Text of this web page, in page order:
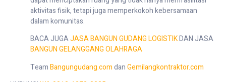
aktivitas fisik, tetapi juga memperkokoh kebersamaan
dalam komunitas.
BACA JUGAJASA BANGUN GUDANG LOGISTIKDAN JASA
BANGUN GELANGGANG OLAHRAGA
TeamBangungudang.comdanGemilangkontraktor.com